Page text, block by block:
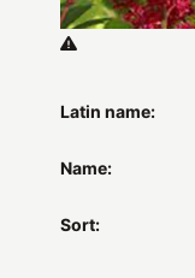
Latin name:
Name:
Sort: